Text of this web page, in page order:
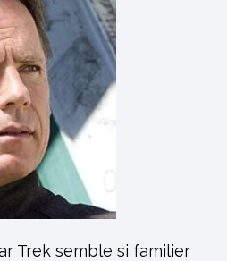
Trek semble si familier